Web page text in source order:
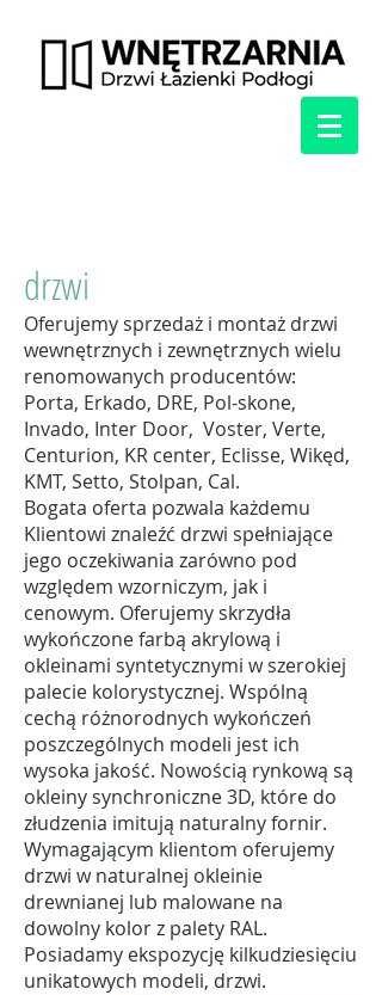
drzwi
Oferujemy sprzedaż i montaż drzwi
wewnętrznych i zewnętrznych wielu
renomowanych producentów:
Porta, Erkado, DRE, Pol-skone,
Invado, Inter Door, Voster, Verte,
Centurion, KR center, Eclisse, Wikęd,
KMT, Setto, Stolpan, Cal.
Bogata oferta pozwala każdemu
Klientowi znaleźć drzwi spełniające
jego oczekiwania zarówno pod
względem wzorniczym, jak i
cenowym. Oferujemy skrzydła
wykończone farbą akrylową i
okleinami syntetycznymi w szerokiej
palecie kolorystycznej. Wspólną
cechą różnorodnych wykończeń
poszczególnych modeli jest ich
wysoka jakość. Nowością rynkową są
okleiny synchroniczne 3D, które do
złudzenia imitują naturalny fornir.
Wymagającym klientom oferujemy
drzwi w naturalnej okleinie
drewnianej lub malowane na
dowolny kolor z palety RAL.
Posiadamy ekspozycję kilkudziesięciu
unikatowych modeli, drzwi.